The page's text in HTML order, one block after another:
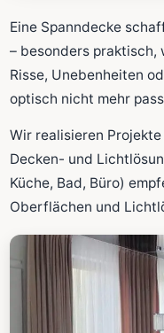
Schnellrechner
FLÄCHE (M²)
Fläche wird in den großen
Eine Spanndecke
– besonders praktisch,
Risse, Unebenheiten
optisch nicht mehr
Wir realisieren Projekte
Decken- und
Küche, Bad, Büro)
Oberflächen und